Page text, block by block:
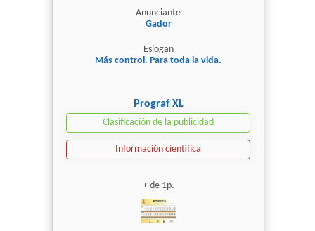
Anunciante
Gador
Eslogan
Más control. Para toda la vida.
Prograf XL
Clasificación de la publicidad
Información científica
+ de 1p.